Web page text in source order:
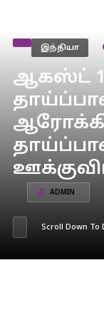
இந்தியா
ஆகஸ்ட்
ADMIN
Scroll Down To